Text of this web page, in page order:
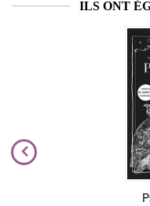
ILS ONT